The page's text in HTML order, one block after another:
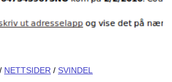
/ NETTSIDER / SVINDEL